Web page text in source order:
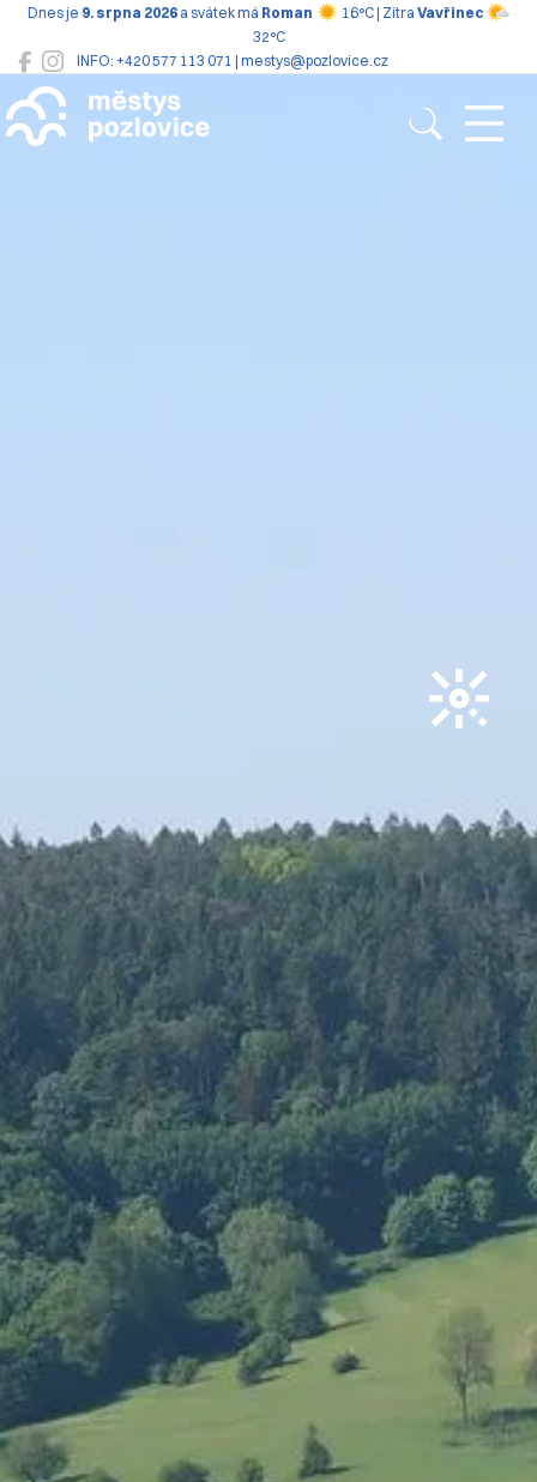
INFO: +420 577 113 071 | mestys@pozlovice.cz
Dnes je 9. srpna 2026 a svátek má Roman 16°C | Zítra Vavřinec
32°C
Pozlovice